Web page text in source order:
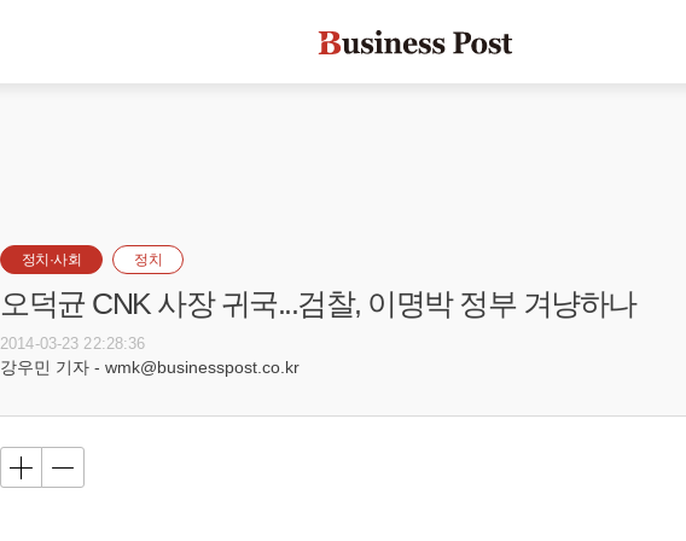
정치·사회 정치
오덕균 CNK 사장 귀국...검찰, 이명박 정부 겨냥하나
2014-03-23 22:28:36
강우민 기자 - wmk@businesspost.co.kr